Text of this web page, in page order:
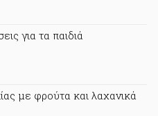
για τα παιδιά
με φρούτα και λαχανικά